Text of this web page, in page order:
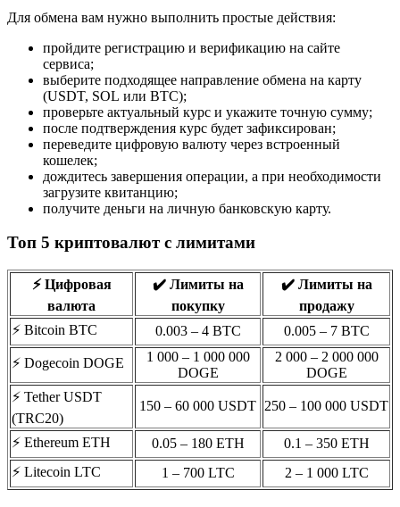
Для обмена вам нужно выполнить простые действия:
пройдите регистрацию и верификацию на сайте
сервиса;
выберите подходящее направление обмена на карту
(USDT, SOL или BTC);
проверьте актуальный курс и укажите точную сумму;
после подтверждения курс будет зафиксирован;
переведите цифровую валюту через встроенный
кошелек;
дождитесь завершения операции, а при необходимости
загрузите квитанцию;
получите деньги на личную банковскую карту.
Топ 5 криптовалют с лимитами
⚡️ Цифровая
валюта
✔️ Лимиты на
покупку
✔️ Лимиты на
продажу
⚡️ Bitcoin BTC
0.003 – 4 BTC 0.005 – 7 BTC
⚡️ Dogecoin DOGE
1 000 – 1 000 000
DOGE
2 000 – 2 000 000
DOGE
⚡️ Tether USDT
(TRC20)
150 – 60 000 USDT 250 – 100 000 USDT
⚡️ Ethereum ETH 0.05 – 180 ETH
0.1 – 350 ETH
⚡️ Litecoin LTC
1 – 700 LTC 2 – 1 000 LTC